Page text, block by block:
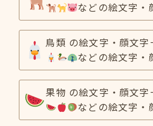
などの絵文字・
鳥類 の絵文字・顔文字
などの絵文字・
果物 の絵文字・顔文字
などの絵文字・